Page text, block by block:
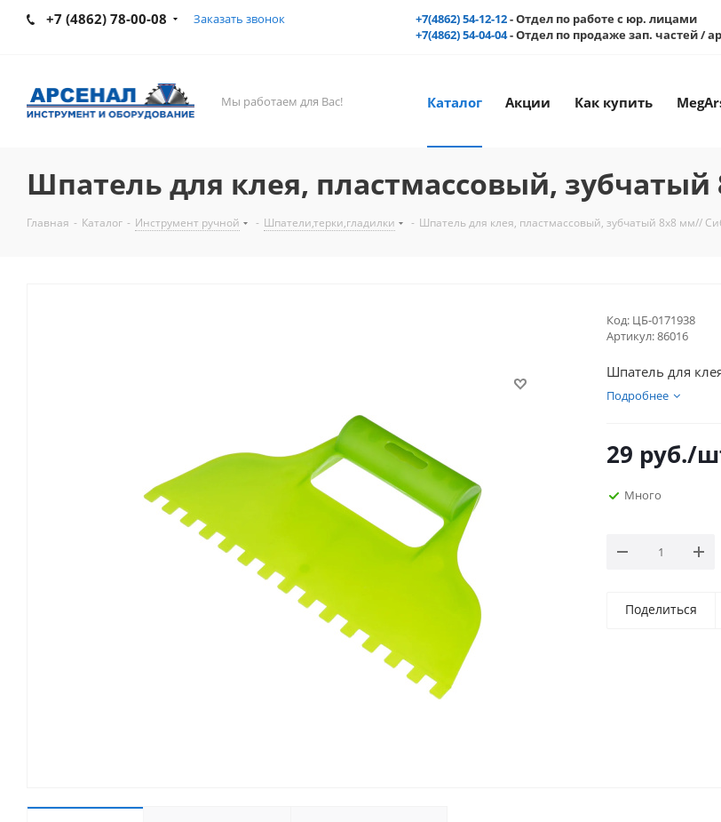
+7 (4862) 78-00-08 Заказать звонок +7(4862) 54-12-12- Отдел по работе с юр. лицами
+7(4862) 54-04-04- Отдел по продаже зап. частей /
Мы работаем для Вас! Каталог Акции Как купить
Шпатель для клея, пластмассовый,
Главная - Каталог - Инструмент ручной - Шпатели,терки,гладилки - Шпатель для клея, пластмассовый, зубчатый 8х8 мм//
Код: ЦБ-0171938
Артикул:86016
Шпатель для
Подробнее
29 руб./
Много
Поделиться